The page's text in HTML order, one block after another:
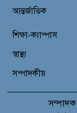
আন্তর্জাতিক
শিক্ষা-ক্যাম্পাস
স্বাস্থ্য
সম্পাদকীয়